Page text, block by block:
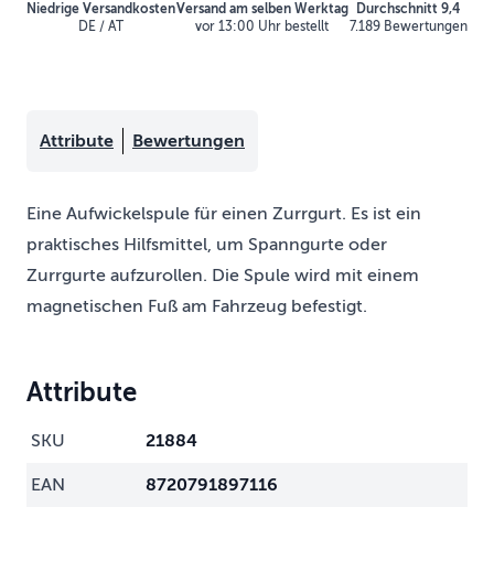
Niedrige Versandkosten
DE / AT
Versand am selben Werktag
vor 13:00 Uhr bestellt
Durchschnitt 9,4
7.189 Bewertungen
Attribute Bewertungen
Eine Aufwickelspule für einen Zurrgurt. Es ist ein
praktisches Hilfsmittel, um Spanngurte oder
Zurrgurte aufzurollen. Die Spule wird mit einem
magnetischen Fuß am Fahrzeug befestigt.
Attribute
SKU 21884
EAN 8720791897116